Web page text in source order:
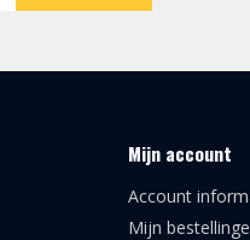
Mijn account
Account
Mijn